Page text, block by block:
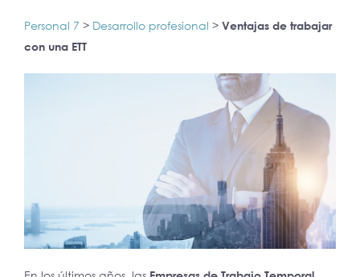
Personal 7 > Desarrollo profesional > Ventajas de trabajar
con una ETT